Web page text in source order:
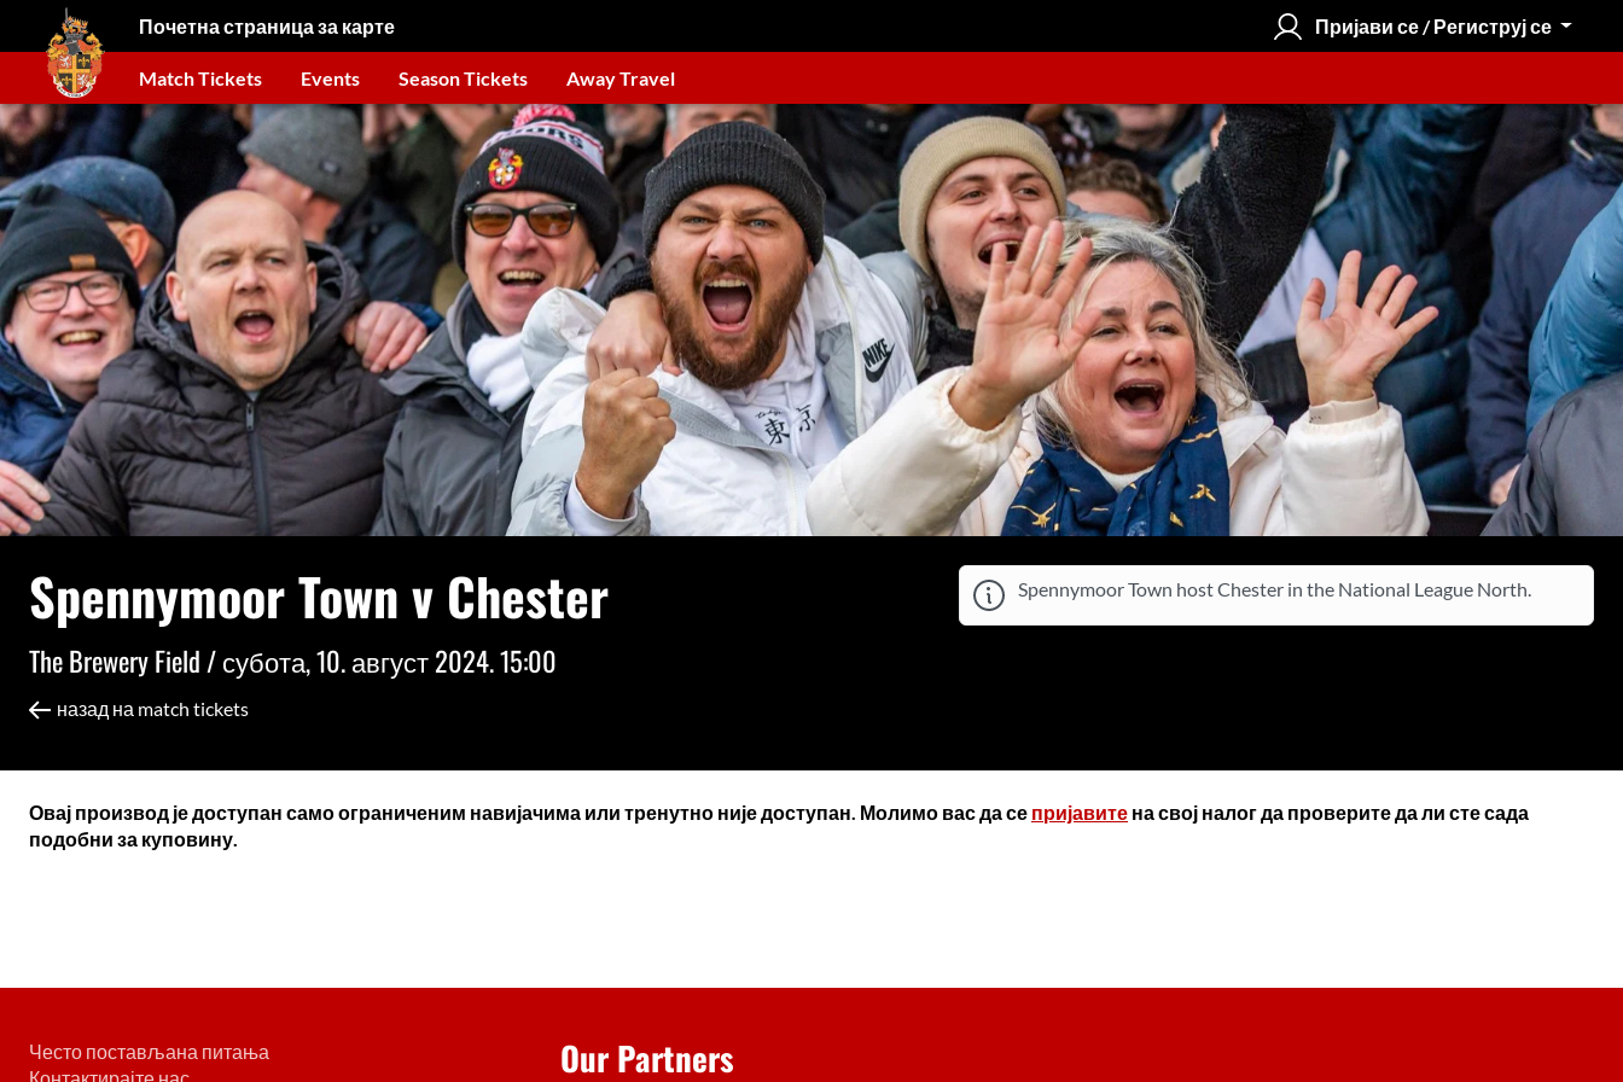
Почетна страница за карте Пријави се / Региструј се
Match Tickets Events Season Tickets Away Travel
Spennymoor Town v Chester
The Brewery Field /субота, 10. август 2024. 15:00
назад на match tickets
Spennymoor Town host Chester in the National League North.
Овај производ је доступан само ограниченим навијачима или тренутно није доступан. Молимо вас да се пријавите на свој налог да проверите да ли сте сада
подобни за куповину.
Често постављана питања
Our Partners